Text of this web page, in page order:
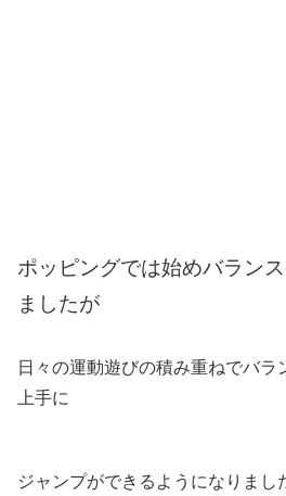
ポッピングでは始めバラン
ましたが
日々の運動遊びの積み重ねでバラ
上手に
ジャンプができるようになりまし